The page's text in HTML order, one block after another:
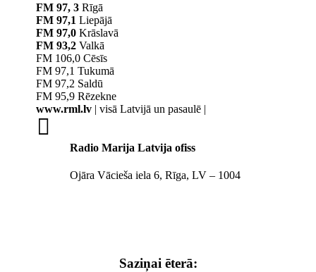
FM 97, 3 Rīgā
FM 97,1 Liepājā
FM 97,0 Krāslavā
FM 93,2Valkā
FM 106,0 Cēsīs
FM 97,1 Tukumā
FM 97,2 Saldū
FM 95,9 Rēzekne
www.rml.lv | visā Latvijā un pasaulē |

Radio Marija Latvija ofiss
Ojāra Vācieša iela 6, Rīga, LV – 1004
Saziņai ēterā: